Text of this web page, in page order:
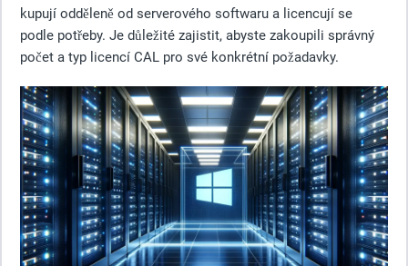
kupují odděleně od serverového softwaru a licencují se
podle potřeby. Je důležité zajistit, abyste zakoupili správný
počet a typ licencí CAL pro své konkrétní požadavky.